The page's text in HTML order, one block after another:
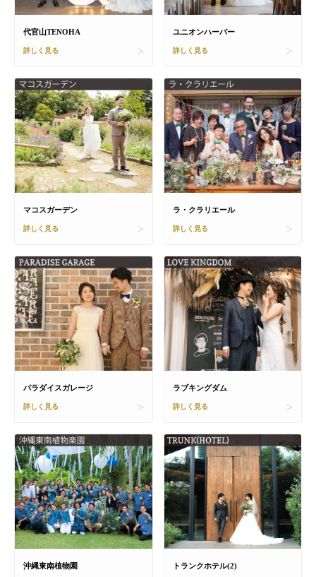
代官山TENOHA
詳しく見る
ユニオンハーバー
詳しく見る
マコスガーデン
詳しく見る
ラ・クラリエール
詳しく見る
パラダイスガレージ
詳しく見る
ラブキングダム
詳しく見る
沖縄東南植物園 トランクホテル(2)